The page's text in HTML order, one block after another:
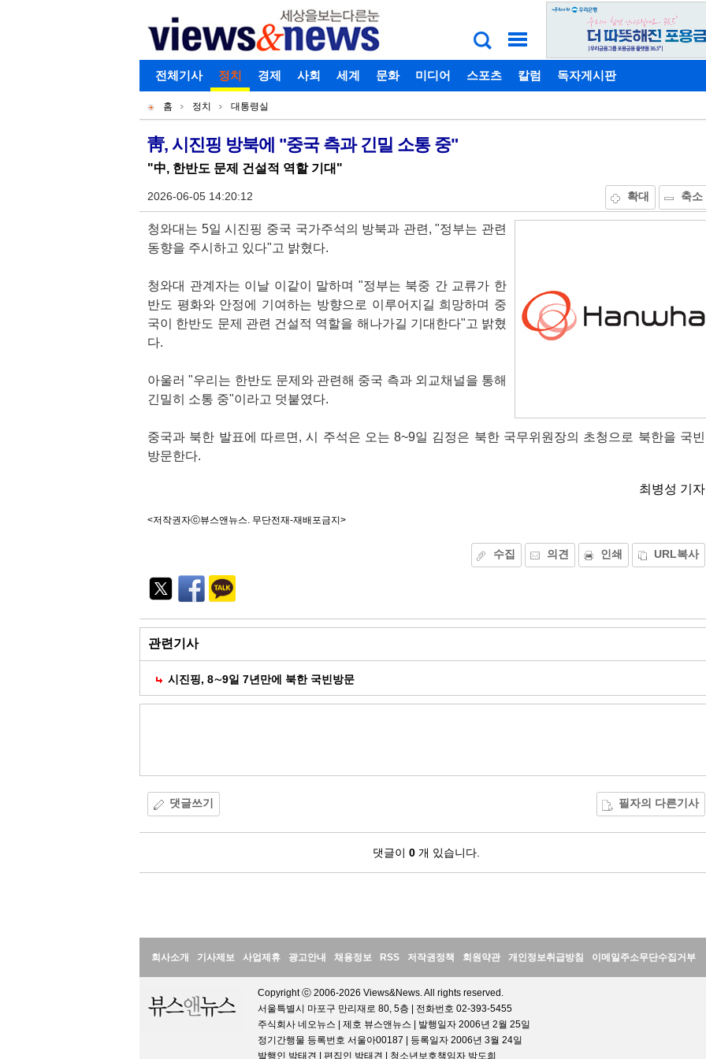
개
별
메
뉴
로그인 회원가입 아이디찾기 비밀번호찾기
주
메
뉴
전체기사 정치 경제 사회 세계 문화 미디어 스포츠 칼럼 독자게시판
현
재
위
치
홈 정치 대통령실
기
사
본
문
靑, 시진핑 방북에 "중국 측과 긴밀 소통 중"
"中, 한반도 문제 건설적 역할 기대"
2026-06-05 14:20:12 확대 축소
청와대는 5일 시진핑 중국 국가주석의 방북과 관련, "정부는 관련
동향을 주시하고 있다"고 밝혔다.
청와대 관계자는 이날 이같이 말하며 "정부는 북중 간 교류가 한
반도 평화와 안정에 기여하는 방향으로 이루어지길 희망하며 중
국이 한반도 문제 관련 건설적 역할을 해나가길 기대한다"고 밝혔
다.
아울러 "우리는 한반도 문제와 관련해 중국 측과 외교채널을 통해
긴밀히 소통 중"이라고 덧붙였다.
중국과 북한 발표에 따르면, 시 주석은 오는 8~9일 김정은 북한 국무위원장의 초청으로 북한을 국빈
방문한다.
최병성 기자
<저작권자ⓒ뷰스앤뉴스. 무단전재-재배포금지>
능
수집 의견 인쇄 URL복사
외
공
유
관련기사
시진핑, 8∼9일 7년만에 북한 국빈방문
댓글쓰기 필자의 다른기사
글
댓글이 0 개 있습니다.
정
보
회사소개 기사제보 사업제휴 광고안내 채용정보 RSS 저작권정책 회원약관 개인정보취급방침 이메일주소무단수집거부
Copyright ⓒ 2006-2026 Views&News. All rights reserved.
서울특별시 마포구 만리재로 80, 5층 | 전화번호 02-393-5455
주식회사 네오뉴스 | 제호 뷰스앤뉴스 | 발행일자 2006년 2월 25일
정기간행물 등록번호 서울아00187 | 등록일자 2006년 3월 24일
발행인 박태견 | 편집인 박태견 | 청소년보호책임자 박도희